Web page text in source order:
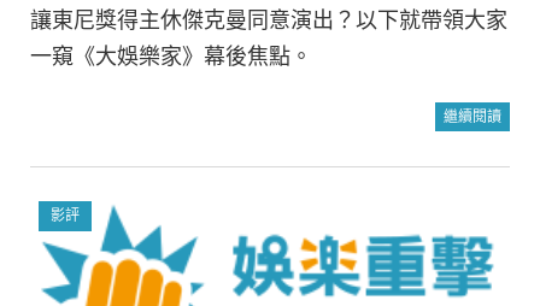
讓東尼獎得主休傑克曼同意演出？以下就帶領大家
一窺《大娛樂家》幕後焦點。
繼續閱讀
影評